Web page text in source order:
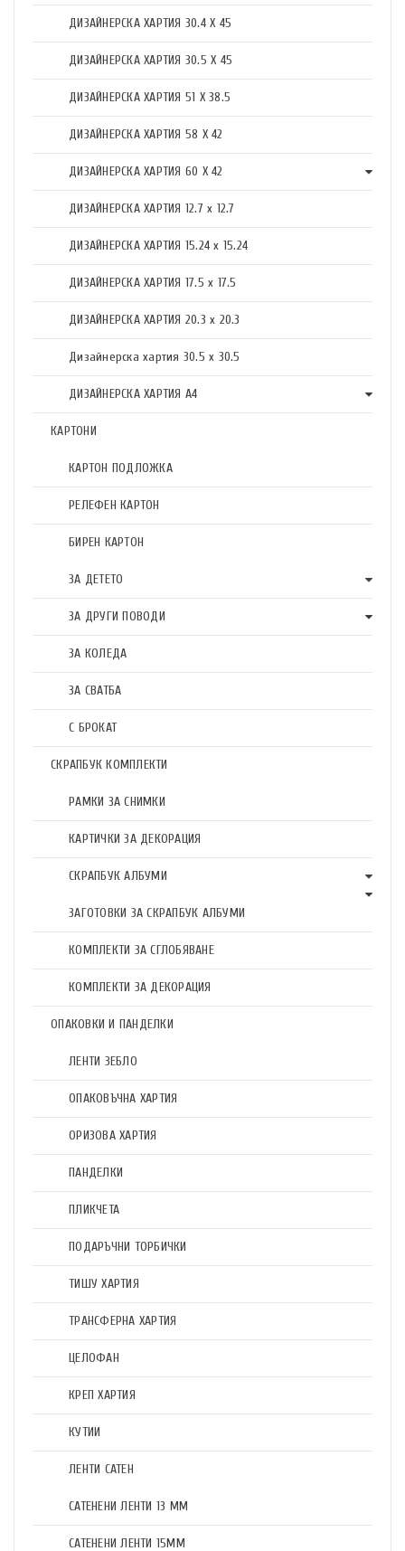
ДИЗАЙНЕРСКА ХАРТИЯ 30.4 X 45
ДИЗАЙНЕРСКА ХАРТИЯ 30.5 X 45
ДИЗАЙНЕРСКА ХАРТИЯ 51 X 38.5
ДИЗАЙНЕРСКА ХАРТИЯ 58 X 42
ДИЗАЙНЕРСКА ХАРТИЯ 60 X 42
ДИЗАЙНЕРСКА ХАРТИЯ 12.7 x 12.7
ДИЗАЙНЕРСКА ХАРТИЯ 15.24 x 15.24
ДИЗАЙНЕРСКА ХАРТИЯ 17.5 х 17.5
ДИЗАЙНЕРСКА ХАРТИЯ 20.3 х 20.3
Дизайнерска хартия 30.5 х 30.5
ДИЗАЙНЕРСКА ХАРТИЯ А4
КАРТОНИ
КАРТОН ПОДЛОЖКА
РЕЛЕФЕН КАРТОН
БИРЕН КАРТОН
ЗА ДЕТЕТО
ЗА ДРУГИ ПОВОДИ
ЗА КОЛЕДА
ЗА СВАТБА
С БРОКАТ
СКРАПБУК КОМПЛЕКТИ
РАМКИ ЗА СНИМКИ
КАРТИЧКИ ЗА ДЕКОРАЦИЯ
СКРАПБУК АЛБУМИ
ЗАГОТОВКИ ЗА СКРАПБУК АЛБУМИ
КОМПЛЕКТИ ЗА СГЛОБЯВАНЕ
КОМПЛЕКТИ ЗА ДЕКОРАЦИЯ
ОПАКОВКИ И ПАНДЕЛКИ
ЛЕНТИ ЗЕБЛО
ОПАКОВЪЧНА ХАРТИЯ
ОРИЗОВА ХАРТИЯ
ПАНДЕЛКИ
ПЛИКЧЕТА
ПОДАРЪЧНИ ТОРБИЧКИ
ТИШУ ХАРТИЯ
ТРАНСФЕРНА ХАРТИЯ
ЦЕЛОФАН
КРЕП ХАРТИЯ
КУТИИ
ЛЕНТИ САТЕН
САТЕНЕНИ ЛЕНТИ 13 ММ
САТЕНЕНИ ЛЕНТИ 15ММ